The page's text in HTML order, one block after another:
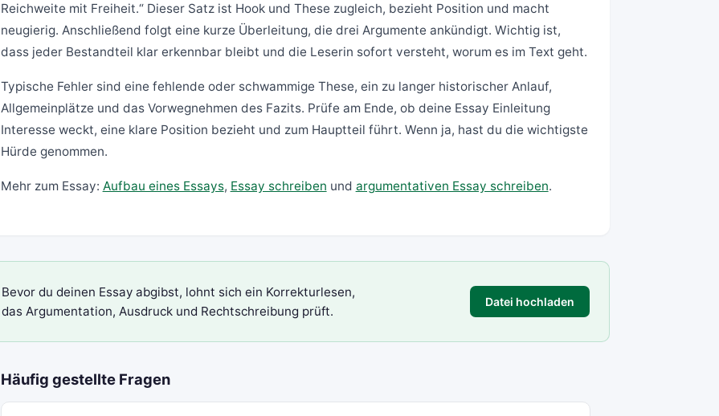
Reichweite mit Freiheit.“ Dieser Satz ist Hook und These zugleich, bezieht Position und macht
neugierig. Anschließend folgt eine kurze Überleitung, die drei Argumente ankündigt. Wichtig ist,
dass jeder Bestandteil klar erkennbar bleibt und die Leserin sofort versteht, worum es im Text geht.
Typische Fehler sind eine fehlende oder schwammige These, ein zu langer historischer Anlauf,
Allgemeinplätze und das Vorwegnehmen des Fazits. Prüfe am Ende, ob deine Essay Einleitung
Interesse weckt, eine klare Position bezieht und zum Hauptteil führt. Wenn ja, hast du die wichtigste
Hürde genommen.
Mehr zum Essay: Aufbau eines Essays, Essay schreiben und argumentativen Essay schreiben.
Bevor du deinen Essay abgibst, lohnt sich ein Korrekturlesen,
das Argumentation, Ausdruck und Rechtschreibung prüft.
Datei hochladen
Häufig gestellte Fragen